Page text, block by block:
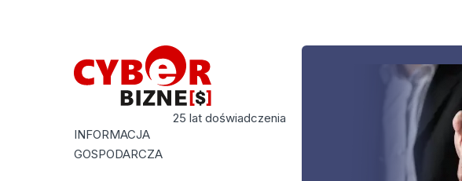
25 lat doświadczenia
INFORMACJA
GOSPODARCZA